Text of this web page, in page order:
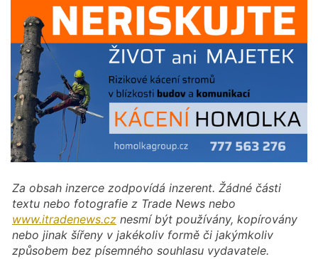
Za obsah inzerce zodpovídá inzerent. Žádné části
textu nebo fotografie z Trade News nebo
www.itradenews.cz nesmí být používány, kopírovány
nebo jinak šířeny v jakékoliv formě či jakýmkoliv
způsobem bez písemného souhlasu vydavatele.